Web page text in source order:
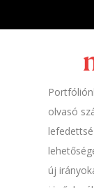
olvasó
új